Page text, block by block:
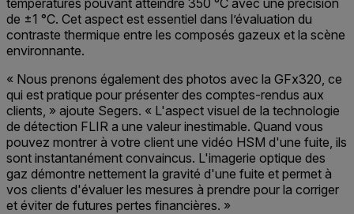
températures pouvant atteindre 350 °C avec une précision
de ±1 °C. Cet aspect est essentiel dans l’évaluation du
contraste thermique entre les composés gazeux et la scène
environnante.
« Nous prenons également des photos avec la GFx320, ce
qui est pratique pour présenter des comptes-rendus aux
clients, » ajoute Segers. « L'aspect visuel de la technologie
de détection FLIR a une valeur inestimable. Quand vous
pouvez montrer à votre client une vidéo HSM d'une fuite, ils
sont instantanément convaincus. L'imagerie optique des
gaz démontre nettement la gravité d'une fuite et permet à
vos clients d'évaluer les mesures à prendre pour la corriger
et éviter de futures pertes financières. »